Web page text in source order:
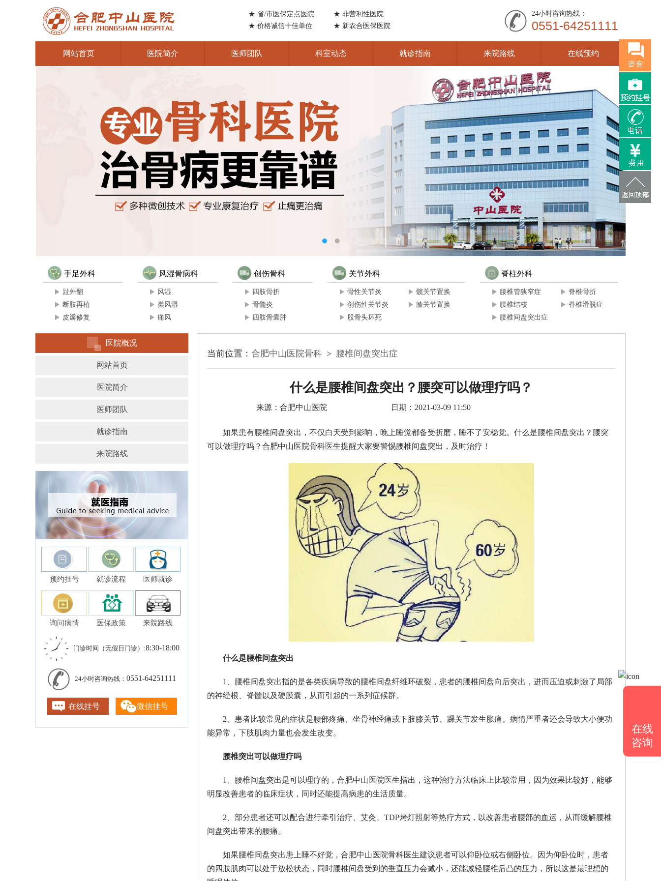
★ 省/市医保定点医院
★ 非营利性医院
★ 价格诚信十佳单位
★ 新农合医保医院
24小时咨询热线：
0551-64251111
网站首页 医院简介 医师团队 科室动态 就诊指南 来院路线 在线预约
手足外科
趾外翻
断肢再植
皮瓣修复
风湿骨病科
风湿
类风湿
痛风
创伤骨科
四肢骨折
骨髓炎
四肢骨囊肿
关节外科
骨性关节炎
髋关节置换
创伤性关节炎
膝关节置换
股骨头坏死
脊柱外科
腰椎管狭窄症
脊椎骨折
腰椎结核
脊椎滑脱症
腰椎间盘突出症
医院概况
网站首页
医院简介
医师团队
就诊指南
来院路线
预约挂号 就诊流程 医师就诊
询问病情 医保政策 来院路线
门诊时间（无假日门诊）:8:30-18:00
24小时咨询热线： 0551-64251111
在线挂号 微信挂号
当前位置： 合肥中山医院骨科 > 腰椎间盘突出症
什么是腰椎间盘突出？腰突可以做理疗吗？
来源：合肥中山医院 日期：2021-03-09 11:50
如果患有腰椎间盘突出，不仅白天受到影响，晚上睡觉都备受折磨，睡不了安稳觉。什么是腰椎间盘突出？腰突
可以做理疗吗？合肥中山医院骨科医生提醒大家要警惕腰椎间盘突出，及时治疗！
什么是腰椎间盘突出
1、腰椎间盘突出指的是各类疾病导致的腰椎间盘纤维环破裂，患者的腰椎间盘向后突出，进而压迫或刺激了局部
的神经根、脊髓以及硬膜囊，从而引起的一系列症候群。
2、患者比较常见的症状是腰部疼痛、坐骨神经痛或下肢膝关节、踝关节发生胀痛。病情严重者还会导致大小便功
能异常，下肢肌肉力量也会发生改变。
腰椎突出可以做理疗吗
1、腰椎间盘突出是可以理疗的，合肥中山医院医生指出，这种治疗方法临床上比较常用，因为效果比较好，能够
明显改善患者的临床症状，同时还能提高病患的生活质量。
2、部分患者还可以配合进行牵引治疗、艾灸、TDP烤灯照射等热疗方式，以改善患者腰部的血运，从而缓解腰椎
间盘突出带来的腰痛。
如果腰椎间盘突出患上睡不好觉，合肥中山医院骨科医生建议患者可以仰卧位或右侧卧位。因为仰卧位时，患者
的四肢肌肉可以处于放松状态，同时腰椎间盘受到的垂直压力会减小，还能减轻腰椎后凸的压力，所以这是最理想的
在线
咨询